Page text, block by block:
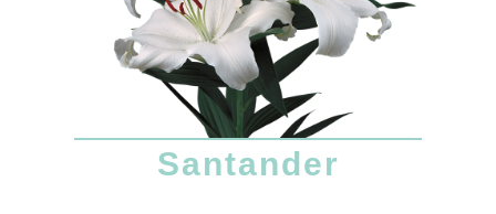
Santander